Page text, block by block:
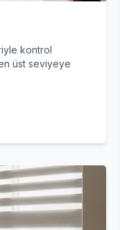
kontrol
üst seviyeye